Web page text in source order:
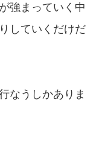
強まっていく中
していくだけだ
なうしかありま